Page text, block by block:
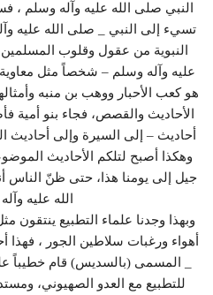
النبي صلى الله عليه وآله وسلم ،
تسيء إلى النبي _ صلى الله عليه
النبوية من عقول وقلوب
عليه وآله وسلم – شخصاً مثل معاوية
هو كعب الأحبار ووهب بن منبه
الأحاديث والقصص، فجاء بنو أمية
أحاديث – إلى السيرة وإلى أحاديث
وهكذا أصبح لتلكم الأحاديث
جيل إلى يومنا هذا، حتى ظنّ الناس
الله عليه
وبهذا وجدنا علماء التطبيع ينتقون
أهواء ورغبات سلاطين الجور ، فهذا
_ المسمى (بالسديس) قام خطيباً
للتطبيع مع العدو الصهيوني،